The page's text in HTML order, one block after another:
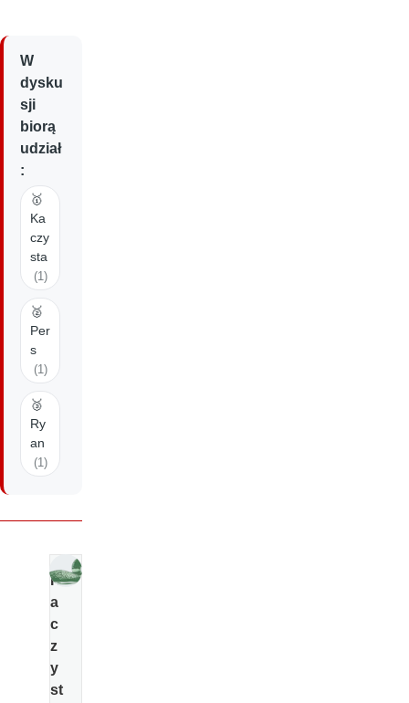
W
dysku
sji
biorą
udział
:
🥇
Ka
czy
sta
(1)
🥈
Per
s
(1)
🥉
Ry
an
(1)
K
a
c
z
y
st